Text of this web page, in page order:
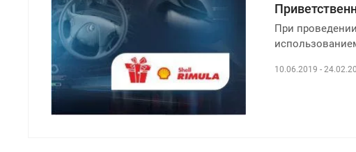
При
10.06.2019 -